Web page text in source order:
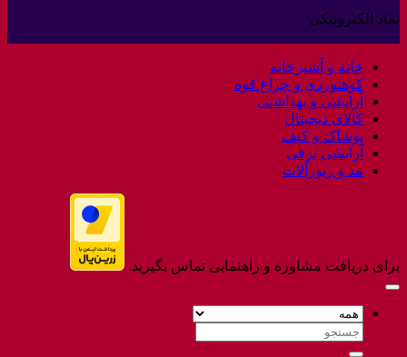
نماد الکترونیکی
خانه و آشپزخانه
کوهنوردی و چراغ قوه
آرایشی و بهداشتی
کالای دیجیتال
پوشاک و کیف
آرایشی برقی
مد و زیورآلات
برای دریافت مشاوره و راهنمایی تماس بگیرید.
جستجو